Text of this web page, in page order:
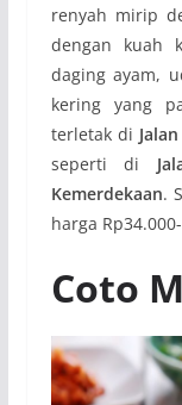
renyah mirip
dengan kuah
daging ayam,
kering yang
terletak di
seperti di
Kemerdekaan.
harga
Coto